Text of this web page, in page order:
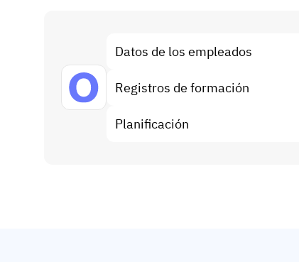
Datos de los empleados
Registros de formación
Planificación